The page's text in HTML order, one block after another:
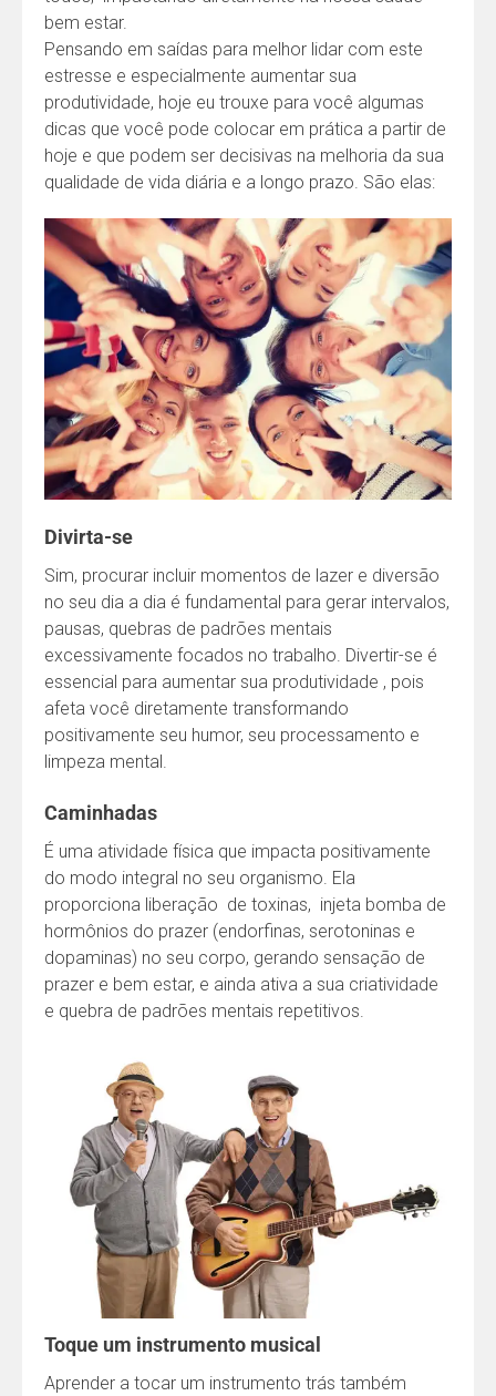
bem estar.
Pensando em saídas para melhor lidar com este
estresse e especialmente aumentar sua
produtividade, hoje eu trouxe para você algumas
dicas que você pode colocar em prática a partir de
hoje e que podem ser decisivas na melhoria da sua
qualidade de vida diária e a longo prazo. São elas:
Divirta-se
Sim, procurar incluir momentos de lazer e diversão
no seu dia a dia é fundamental para gerar intervalos,
pausas, quebras de padrões mentais
excessivamente focados no trabalho. Divertir-se é
essencial para aumentar sua produtividade , pois
afeta você diretamente transformando
positivamente seu humor, seu processamento e
limpeza mental.
Caminhadas
É uma atividade física que impacta positivamente
do modo integral no seu organismo. Ela
proporciona liberação de toxinas, injeta bomba de
hormônios do prazer (endorfinas, serotoninas e
dopaminas) no seu corpo, gerando sensação de
prazer e bem estar, e ainda ativa a sua criatividade
e quebra de padrões mentais repetitivos.
Toque um instrumento musical
Aprender a tocar um instrumento trás também